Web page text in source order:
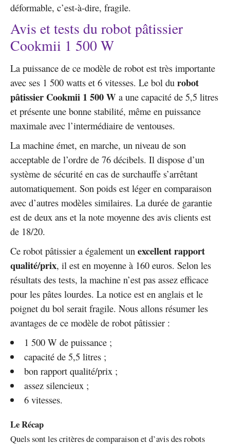
déformable, c’est-à-dire, fragile.
Avis et tests du robot pâtissier
Cookmii 1 500 W
La puissance de ce modèle de robot est très importante
avec ses 1 500 watts et 6 vitesses. Le bol du robot
pâtissier Cookmii 1 500 W a une capacité de 5,5 litres
et présente une bonne stabilité, même en puissance
maximale avec l’intermédiaire de ventouses.
La machine émet, en marche, un niveau de son
acceptable de l’ordre de 76 décibels. Il dispose d’un
système de sécurité en cas de surchauffe s’arrêtant
automatiquement. Son poids est léger en comparaison
avec d’autres modèles similaires. La durée de garantie
est de deux ans et la note moyenne des avis clients est
de 18/20.
Ce robot pâtissier a également un excellent rapport
qualité/prix, il est en moyenne à 160 euros. Selon les
résultats des tests, la machine n’est pas assez efficace
pour les pâtes lourdes. La notice est en anglais et le
poignet du bol serait fragile. Nous allons résumer les
avantages de ce modèle de robot pâtissier :
1 500 W de puissance ;
capacité de 5,5 litres ;
bon rapport qualité/prix ;
assez silencieux ;
6 vitesses.
Le Récap
Quels sont les critères de comparaison et d’avis des robots